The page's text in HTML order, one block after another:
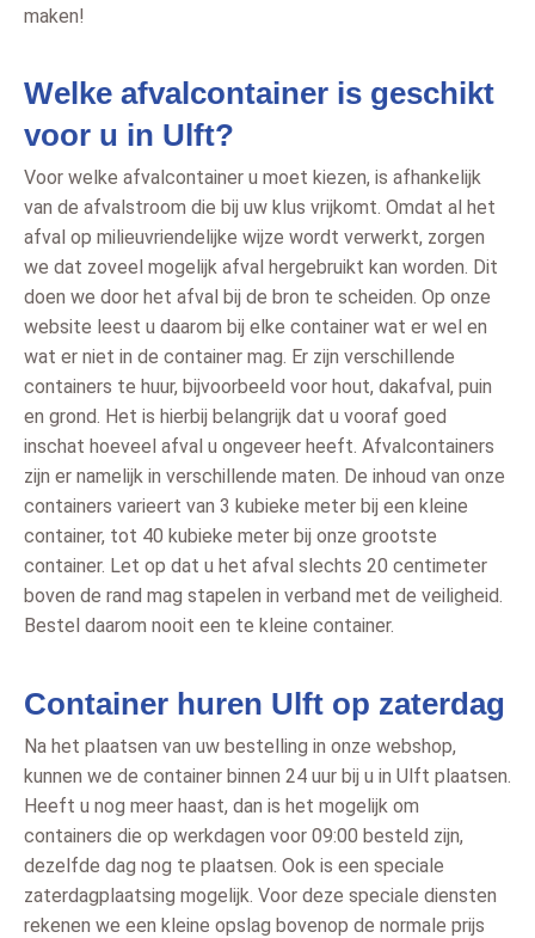
maken!
Welke afvalcontainer is geschikt
voor u in Ulft?
Voor welke afvalcontainer u moet kiezen, is afhankelijk
van de afvalstroom die bij uw klus vrijkomt. Omdat al het
afval op milieuvriendelijke wijze wordt verwerkt, zorgen
we dat zoveel mogelijk afval hergebruikt kan worden. Dit
doen we door het afval bij de bron te scheiden. Op onze
website leest u daarom bij elke container wat er wel en
wat er niet in de container mag. Er zijn verschillende
containers te huur, bijvoorbeeld voor hout, dakafval, puin
en grond. Het is hierbij belangrijk dat u vooraf goed
inschat hoeveel afval u ongeveer heeft. Afvalcontainers
zijn er namelijk in verschillende maten. De inhoud van onze
containers varieert van 3 kubieke meter bij een kleine
container, tot 40 kubieke meter bij onze grootste
container. Let op dat u het afval slechts 20 centimeter
boven de rand mag stapelen in verband met de veiligheid.
Bestel daarom nooit een te kleine container.
Container huren Ulft op zaterdag
Na het plaatsen van uw bestelling in onze webshop,
kunnen we de container binnen 24 uur bij u in Ulft plaatsen.
Heeft u nog meer haast, dan is het mogelijk om
containers die op werkdagen voor 09:00 besteld zijn,
dezelfde dag nog te plaatsen. Ook is een speciale
zaterdagplaatsing mogelijk. Voor deze speciale diensten
rekenen we een kleine opslag bovenop de normale prijs